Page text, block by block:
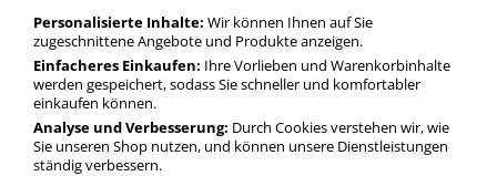
Füllmaterial loses Füllmaterial in bester Qualität zum
günstigen Preis. Finden Sie schnell Füllmaterial loses
Füllmaterial mit unserer Filter-Funktion.
Füllmaterial loses Füllmaterial
mehr Infos zur Kategorie
Personalisierte Inhalte: Wir können Ihnen auf Sie
zugeschnittene Angebote und Produkte anzeigen.
Einfacheres Einkaufen: Ihre Vorlieben und Warenkorbinhalte
werden gespeichert, sodass Sie schneller und komfortabler
einkaufen können.
Analyse und Verbesserung: Durch Cookies verstehen wir, wie
Sie unseren Shop nutzen, und können unsere Dienstleistungen
ständig verbessern.